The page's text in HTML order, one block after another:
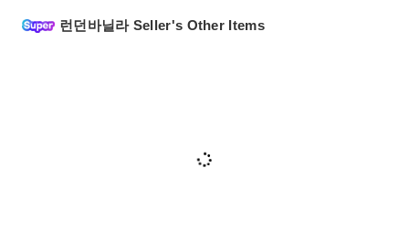
런던바닐라 Seller's Other Items